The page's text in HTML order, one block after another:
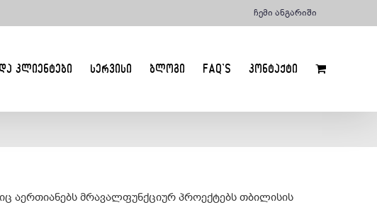
ჩემი ანგარიში
ᲙᲚᲘᲔᲜᲢᲔᲑᲘ ᲡᲔᲠᲕᲘᲡᲘ ᲑᲚᲝᲒᲘ FAQ’S ᲙᲝᲜᲢᲐᲥᲢᲘ
აერთიანებს მრავალფუნქციურ პროექტებს თბილისის